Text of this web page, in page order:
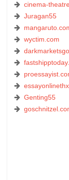
cinema-
Juragan55
wyctim.com
Genting55